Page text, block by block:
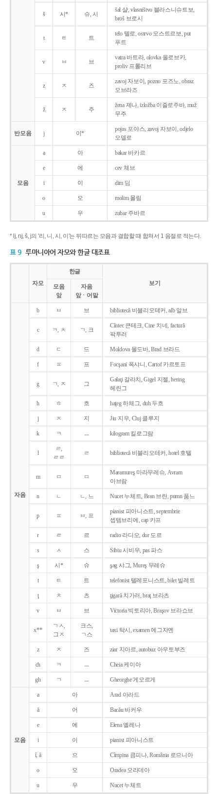
š 시* 슈, 시
šal 샬, vlasništvo 블라스니슈트보,
broš 브로시
t ㅌ 트
telo 텔로, ostrvo 오스트르보, put
푸트
v ㅂ 브
vatra 바트라, olovka 올로브카,
proliv 프롤리브
z ㅈ 즈
zavoj 자보이, pozno 포즈노, obraz
오브라즈
ž ㅈ 주
žena 제나, izložba 이즐로주바, muž
무주
반모음 j 이*
pojas 포야스, zavoj 자보이, odjelo
오델로
모음
a 아 bakar 바카르
e 에 cev 체브
i 이 dim 딤
o 오 molim 몰림
u 우 zubar 주바르
* lj, nj, š, j의 '리, 니, 시, 이'는 뒤따르는 모음과 결합할 때 합쳐서 1 음절로 적는다.
표 9 루마니아어 자모와 한글 대조표
자모
한글
보기
모음
앞
자음
앞ㆍ어말
자음
b ㅂ 브 bibliotecǎ 비블리오테커, alb 알브
c ㅋ, ㅊ ㄱ, 크
Cîntec 큰테크, Cine 치네, facturǎ
팍투러
d ㄷ 드 Moldova 몰도바, Brad 브라드
f ㅍ 프 Focşani 폭샤니, Cartof 카르토프
g ㄱ, ㅈ 그
Galaţi 갈라치, Gigel 지젤, hering
헤린그
h ㅎ 흐 haţeg 하체그, duh 두흐
j ㅈ 지 Jiu 지우, Cluj 클루지
k ㅋ ㅡ kilogram 킬로그람
l
ㄹ,
ㄹㄹ
ㄹ bibliotecǎ 비블리오테커, hotel 호텔
m ㅁ ㅁ
Maramureş 마라무레슈, Avram
아브람
n ㄴ ㄴ, 느 Nucet 누체트, Bran 브란, pumn 품느
p ㅍ ㅂ, 프
pianist 피아니스트, septembrie
셉템브리에, cap 카프
r ㄹ 르 radio 라디오, dor 도르
s ㅅ 스 Sibiu 시비우, pas 파스
ş 시* 슈 şag 샤그, Mureş 무레슈
t ㅌ 트 telefonist 텔레포니스트, bilet 빌레트
ţ ㅊ 츠 ţigarǎ 치가러, braţ 브라츠
v ㅂ 브 Victoria 빅토리아, Braşov 브라쇼브
x**
ㄱㅅ,
그ㅈ
크스,
ㄱ스
taxi 탁시, examen 에그자멘
z ㅈ 즈 ziar 지아르, autobuz 아우토부즈
ch ㅋ ㅡ Cheia 케이아
gh ㄱ ㅡ Gheorghe 게오르게
모음
a 아 Arad 아라드
ǎ 어 Bacǎu 바커우
e 에 Elena 엘레나
i 이 pianist 피아니스트
î, â 으 Cîmpina 큼피나, România 로므니아
o 오 Oradea 오라데아
u 우 Nucet 누체트